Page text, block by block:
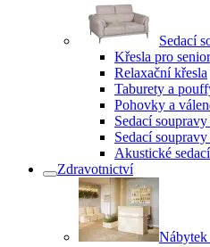
Sedací
Křesla pro
Relaxační křesla
Taburety a
Pohovky a
Sedací
Sedací
Akustické
Zdravotnictví